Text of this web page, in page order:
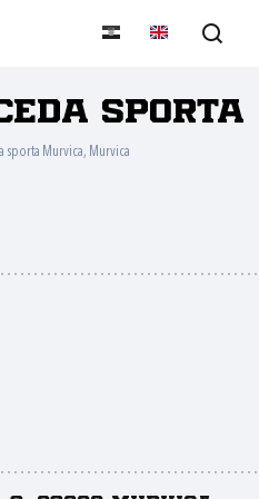
sporta
sporta Murvica, Murvica